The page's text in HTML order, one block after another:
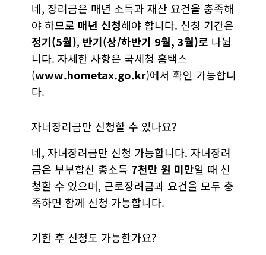
네, 장려금은 매년 소득과 재산 요건을 충족해
야 하므로 매년 신청해야 합니다. 신청 기간은
정기(5월), 반기(상/하반기 9월, 3월)로 나뉩
니다. 자세한 사항은 국세청 홈택스
(www.hometax.go.kr)에서 확인 가능합니
다.
자녀장려금만 신청할 수 있나요?
네, 자녀장려금만 신청 가능합니다. 자녀장려
금은 부부합산 총소득 7천만 원 미만일 때 신
청할 수 있으며, 근로장려금과 요건을 모두 충
족하면 함께 신청 가능합니다.
기한 후 신청도 가능한가요?